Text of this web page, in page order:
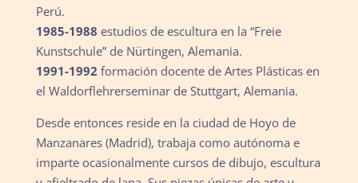
Perú.
1985-1988 estudios de escultura en la “Freie
Kunstschule” de Nürtingen, Alemania.
1991-1992 formación docente de Artes Plásticas en
el Waldorflehrerseminar de Stuttgart, Alemania.
Desde entonces reside en la ciudad de Hoyo de
Manzanares (Madrid), trabaja como autónoma e
imparte ocasionalmente cursos de dibujo, escultura